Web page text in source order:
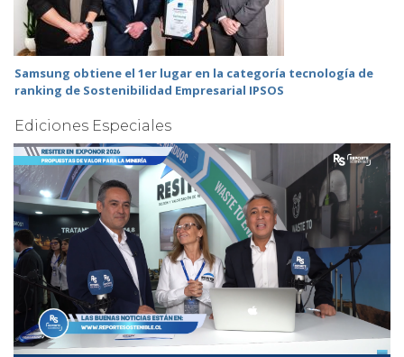
Samsung obtiene el 1er lugar en la categoría tecnología de
ranking de Sostenibilidad Empresarial IPSOS
Ediciones Especiales